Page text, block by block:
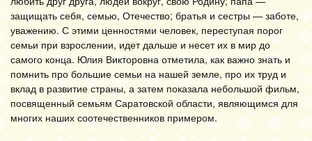
защищать себя, семью, Отечество; братья и сестры — заботе,
уважению. С этими ценностями человек, переступая порог
семьи при взрослении, идет дальше и несет их в мир до
самого конца. Юлия Викторовна отметила, как важно знать и
помнить про большие семьи на нашей земле, про их труд и
вклад в развитие страны, а затем показала небольшой фильм,
посвященный семьям Саратовской области, являющимся для
многих наших соотечественников примером.